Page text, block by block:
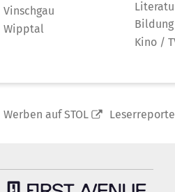
Vinschgau
Wipptal
Bildung
Kino /
Werben auf STOL